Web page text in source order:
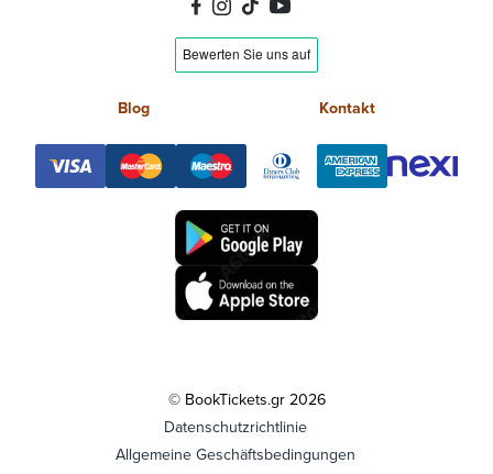
Blog Kontakt
© BookTickets.gr 2026
Datenschutzrichtlinie
Allgemeine Geschäftsbedingungen